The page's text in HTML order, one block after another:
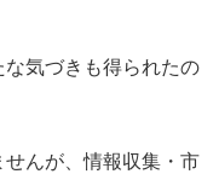
気づきも得られたの
んが、情報収集・市